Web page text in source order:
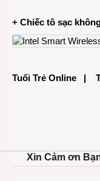
+ Chiếc tô sạc
Tuổi Trẻ Online |
Xin Cảm ơn